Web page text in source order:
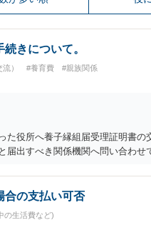
きについて。
） #養育費 #親族関係
た役所へ養子縁組届受理証明書の
届出すべき関係機関へ問い合わせ
合の支払い可否
の生活費など)